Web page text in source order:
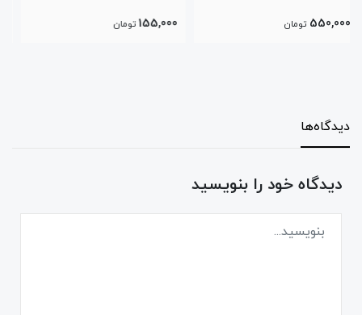
155,000 تومان 275,000
دیدگاه‌ها
دیدگاه خود را بنویسید